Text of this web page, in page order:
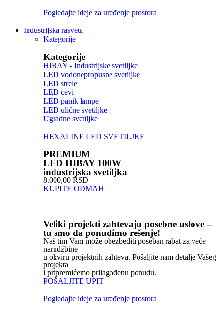
Pogledajte ideje za uređenje prostora
Industrijska rasveta
Kategorije
Kategorije
HIBAY - Industrijske svetiljke
LED vodonepropusne svetiljke
LED strele
LED cevi
LED panik lampe
LED ulične svetiljke
Ugradne svetiljke
HEXALINE LED SVETILJKE
PREMIUM
LED HIBAY 100W
industrijska svetiljka
8.000,00 RSD
KUPITE ODMAH
Veliki projekti zahtevaju posebne uslove –
tu smo da ponudimo rešenje!
Naš tim Vam može obezbediti poseban rabat za veće
narudžbine
u okviru projektnih zahteva. Pošaljite nam detalje Vašeg
projekta
i pripremićemo prilagođenu ponudu.
POŠALJITE UPIT
Pogledajte ideje za uređenje prostora